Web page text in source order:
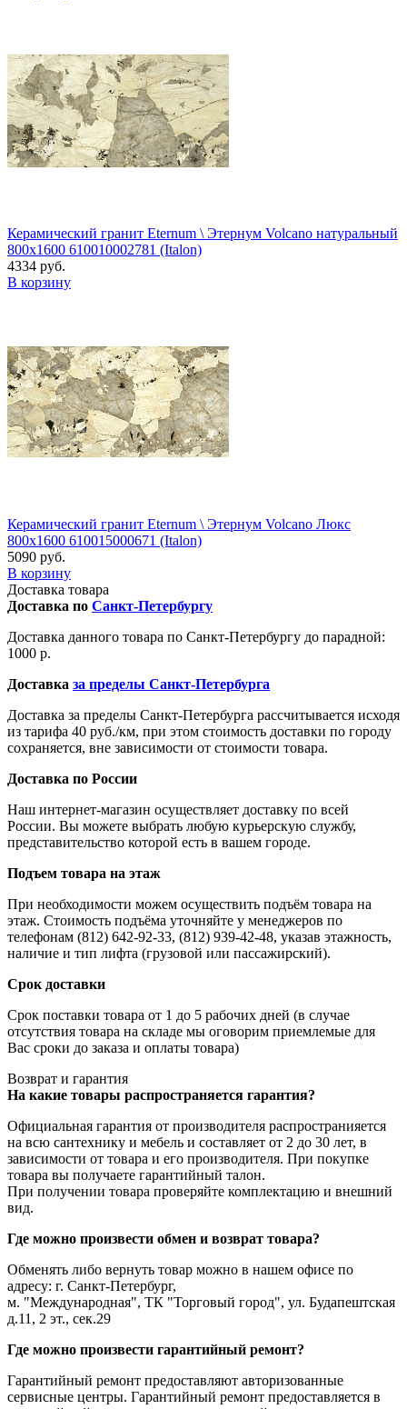
Керамический гранит Eternum \ Этернум Volcano натуральный
800x1600 610010002781 (Italon)
4334 руб.
В корзину
Керамический гранит Eternum \ Этернум Volcano Люкс
800x1600 610015000671 (Italon)
5090 руб.
В корзину
Доставка товара
Доставка по Санкт-Петербургу
Доставка данного товара по Санкт-Петербургу до парадной:
1000 р.
Доставка за пределы Санкт-Петербурга
Доставка за пределы Санкт-Петербурга рассчитывается исходя
из тарифа 40 руб./км, при этом стоимость доставки по городу
сохраняется, вне зависимости от стоимости товара.
Доставка по России
Наш интернет-магазин осуществляет доставку по всей
России. Вы можете выбрать любую курьерскую службу,
представительство которой есть в вашем городе.
Подъем товара на этаж
При необходимости можем осуществить подъём товара на
этаж. Стоимость подъёма уточняйте у менеджеров по
телефонам (812) 642-92-33, (812) 939-42-48, указав этажность,
наличие и тип лифта (грузовой или пассажирский).
Срок доставки
Срок поставки товара от 1 до 5 рабочих дней (в случае
отсутствия товара на складе мы оговорим приемлемые для
Вас сроки до заказа и оплаты товара)
Возврат и гарантия
На какие товары распространяется гарантия?
Официальная гарантия от производителя распространияется
на всю сантехнику и мебель и составляет от 2 до 30 лет, в
зависимости от товара и его производителя. При покупке
товара вы получаете гарантийный талон.
При получении товара проверяйте комплектацию и внешний
вид.
Где можно произвести обмен и возврат товара?
Обменять либо вернуть товар можно в нашем офисе по
адресу: г. Санкт-Петербург,
м. "Международная", ТК "Торговый город", ул. Будапештская
д.11, 2 эт., сек.29
Где можно произвести гарантийный ремонт?
Гарантийный ремонт предоставляют авторизованные
сервисные центры. Гарантийный ремонт предоставляется в